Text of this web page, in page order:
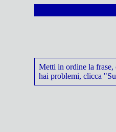
Metti in ordine la frase,
hai problemi, clicca